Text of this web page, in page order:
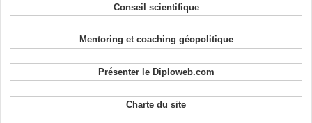
Conseil scientifique
Mentoring et coaching géopolitique
Présenter le Diploweb.com
Charte du site